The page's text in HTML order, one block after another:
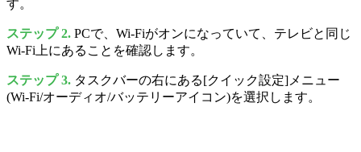
す。
ステップ 2. PCで、Wi-Fiがオンになっていて、テレビと同じ
Wi-Fi上にあることを確認します。
ステップ 3. タスクバーの右にある[クイック設定]メニュー
(Wi-Fi/オーディオ/バッテリーアイコン)を選択します。